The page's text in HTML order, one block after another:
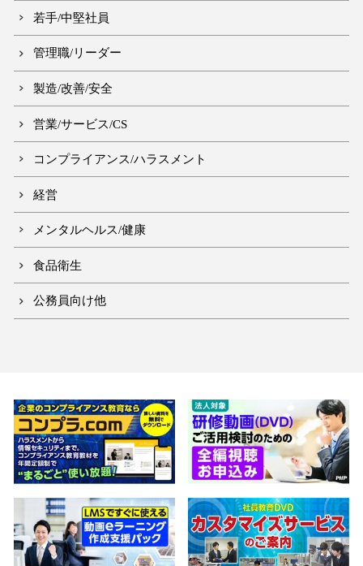
若手/中堅社員
管理職/リーダー
製造/改善/安全
営業/サービス/CS
コンプライアンス/ハラスメント
経営
メンタルヘルス/健康
食品衛生
公務員向け他